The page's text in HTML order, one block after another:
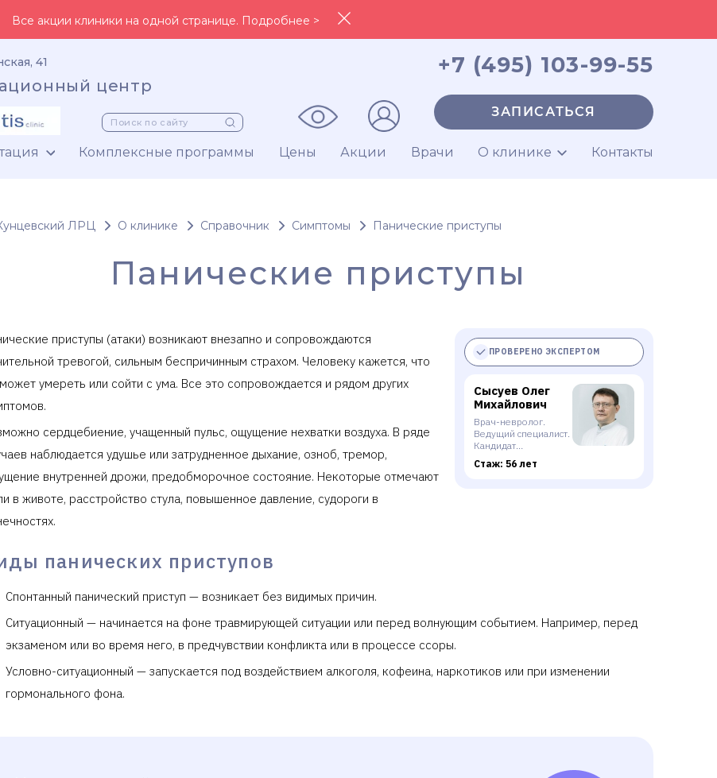
Все акции клиники на одной странице. Подробнее >
41
центр
+7 (495) 103-99-55
ЗАПИСАТЬСЯ
Комплексные программы Цены Акции Врачи О клинике Контакты
ЛРЦ О клинике Справочник Симптомы Панические приступы
Панические приступы
ПРОВЕРЕНО ЭКСПЕРТОМ
Сысуев Олег
Михайлович
Врач-невролог.
Ведущий специалист.
Кандидат
Врач высшей
Стаж: 56 лет
приступы (атаки) возникают внезапно и сопровождаются
тревогой, сильным беспричинным страхом. Человеку кажется, что
умереть или сойти с ума. Все это сопровождается и рядом других
сердцебиение, учащенный пульс, ощущение нехватки воздуха. В ряде
наблюдается удушье или затрудненное дыхание, озноб, тремор,
внутренней дрожи, предобморочное состояние. Некоторые отмечают
в животе, расстройство стула, повышенное давление, судороги в
панических приступов
Спонтанный панический приступ — возникает без видимых причин.
Ситуационный — начинается на фоне травмирующей ситуации или перед волнующим событием. Например, перед
экзаменом или во время него, в предчувствии конфликта или в процессе ссоры.
Условно-ситуационный — запускается под воздействием алкоголя, кофеина, наркотиков или при изменении
гормонального фона.